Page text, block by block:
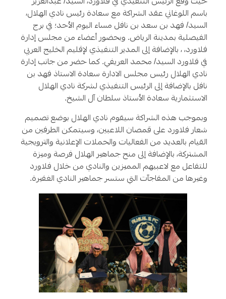
باسم اللوغاني عقد الشراكة مع سعادة رئيس نادي الهلال،
السيد/ فهد بن سعد بن نافل مساء اليوم الأحد؛ في برج
الفيصلية بمدينة الرياض. وبحضور أعضاء من مجلس إدارة
فلاورد، ، بالإضافة إلى المدير التنفيذي لإقليم الخليج العربي
في فلاورد السيد/ محمد العريفي. كما حضر من جانب إدارة
نادي الهلال رئيس مجلس الادارة سعادة الاستاذ فهد بن
نافل بالإضافة إلى الرئيس التنفيذي لشركة نادي الهلال
الاستثمارية سعادة الأستاذ سلطان آل الشيخ.
وبموجب هذه الشراكة سيقوم نادي الهلال بوضع تصميم
شعار فلاورد على قمصان اللاعبين، وسيتمكن الطرفين من
القيام بالعديد من الفعاليات والحملات الإعلانية والترويجية
المشتركة، بالإضافة إلى منح جماهير الهلال فرصة وميزة
للتفاعل مع لاعبيهم المميزين والنادي من خلال فلاورد
وغيرها من المفاجآت التي ستسر جماهير النادي الغفيرة.